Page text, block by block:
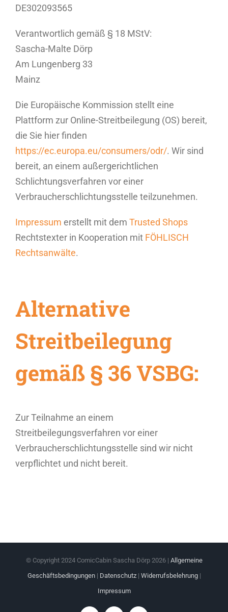
DE302093565
Verantwortlich gemäß § 18 MStV:
Sascha-Malte Dörp
Am Lungenberg 33
Mainz
Die Europäische Kommission stellt eine
Plattform zur Online-Streitbeilegung (OS) bereit,
die Sie hier finden
https://ec.europa.eu/consumers/odr/. Wir sind
bereit, an einem außergerichtlichen
Schlichtungsverfahren vor einer
Verbraucherschlichtungsstelle teilzunehmen.
Impressum erstellt mit dem Trusted Shops
Rechtstexter in Kooperation mit FÖHLISCH
Rechtsanwälte.
Alternative
Streitbeilegung
gemäß § 36 VSBG:
Zur Teilnahme an einem
Streitbeilegungsverfahren vor einer
Verbraucherschlichtungsstelle sind wir nicht
verpflichtet und nicht bereit.
© Copyright 2024 ComicCabin Sascha Dörp 2026 | Allgemeine
Geschäftsbedingungen| Datenschutz| Widerrufsbelehrung|
Impressum